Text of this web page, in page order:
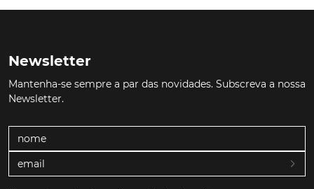
Newsletter
Mantenha-se sempre a par das novidades. Subscreva a nossa
Newsletter.